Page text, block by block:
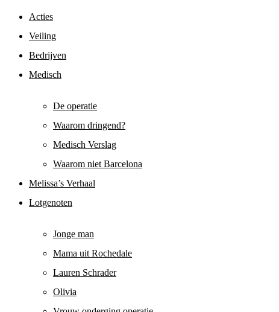
Acties
Veiling
Bedrijven
Medisch
De operatie
Waarom dringend?
Medisch Verslag
Waarom niet Barcelona
Melissa’s Verhaal
Lotgenoten
Jonge man
Mama uit Rochedale
Lauren Schrader
Olivia